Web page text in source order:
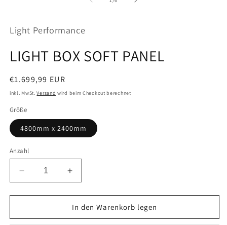
Light Performance
LIGHT BOX SOFT PANEL
Normaler
Preis
€1.699,99 EUR
inkl. MwSt.Versand wird beim Checkout berechnet
Größe
4800mm x 2400mm
Anzahl
Verringere
die
Menge
LIGHT
Erhöhe
die
Menge
für
LIGHT
In den Warenkorb legen